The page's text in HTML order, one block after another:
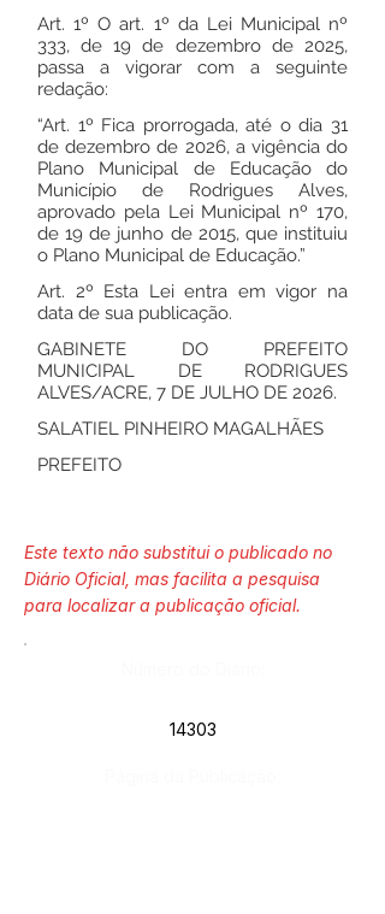
Art. 1º O art. 1º da Lei Municipal nº
333, de 19 de dezembro de 2025,
passa a vigorar com a seguinte
redação:
“Art. 1º Fica prorrogada, até o dia 31
de dezembro de 2026, a vigência do
Plano Municipal de Educação do
Município de Rodrigues Alves,
aprovado pela Lei Municipal nº 170,
de 19 de junho de 2015, que instituiu
o Plano Municipal de Educação.”
Art. 2º Esta Lei entra em vigor na
data de sua publicação.
GABINETE DO PREFEITO
MUNICIPAL DE RODRIGUES
ALVES/ACRE, 7 DE JULHO DE 2026.
SALATIEL PINHEIRO MAGALHÃES
PREFEITO
Este texto não substitui o publicado no
Diário Oficial, mas facilita a pesquisa
para localizar a publicação oficial.
14303